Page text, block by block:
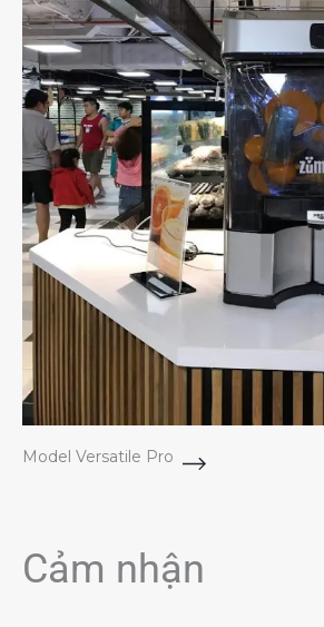
Model Versatile Pro
Cảm nhận